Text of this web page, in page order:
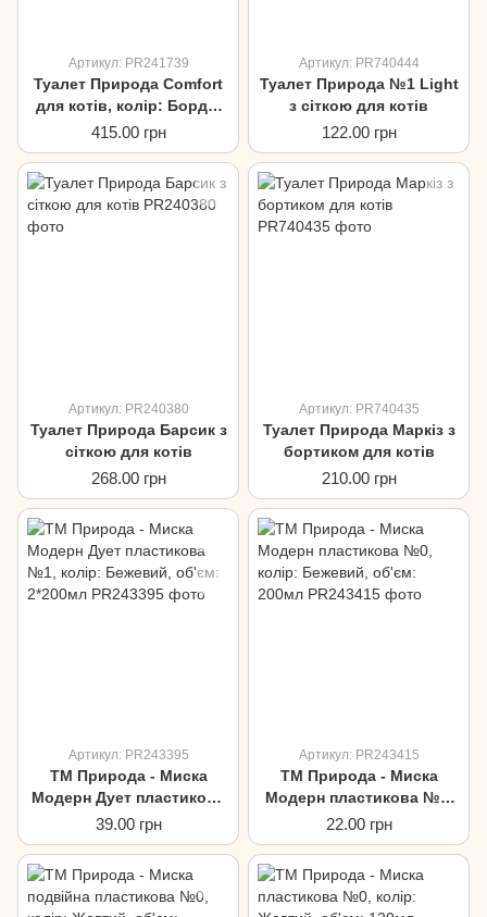
Артикул: PR241739
Туалет Природа Comfort
для котів, колір: Бордо,
розмір: L
415.00 грн
Артикул: PR740444
Туалет Природа №1 Light
з сіткою для котів
122.00 грн
Артикул: PR240380
Туалет Природа Барсик з
сіткою для котів
268.00 грн
Артикул: PR740435
Туалет Природа Маркіз з
бортиком для котів
210.00 грн
Артикул: PR243395
ТМ Природа - Миска
Модерн Дует пластикова
№1, колір: Бежевий,
об'єм: 2*200мл
39.00 грн
Артикул: PR243415
ТМ Природа - Миска
Модерн пластикова №0,
колір: Бежевий, об'єм:
200мл
22.00 грн